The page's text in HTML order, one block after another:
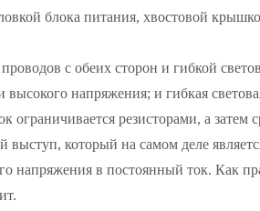
блока питания, хвостовой
с обеих сторон и гибкой
высокого напряжения; и гибкая
ограничивается резисторами, а затем
выступ, который на самом деле
напряжения в постоянный ток. Как